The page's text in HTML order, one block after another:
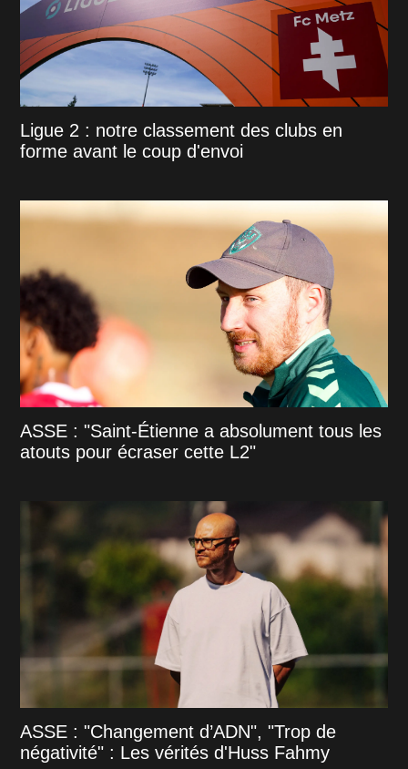
Ligue 2 : notre classement des clubs en
forme avant le coup d'envoi
ASSE : "Saint-Étienne a absolument tous les
atouts pour écraser cette L2"
ASSE : "Changement d’ADN", "Trop de
négativité" : Les vérités d'Huss Fahmy